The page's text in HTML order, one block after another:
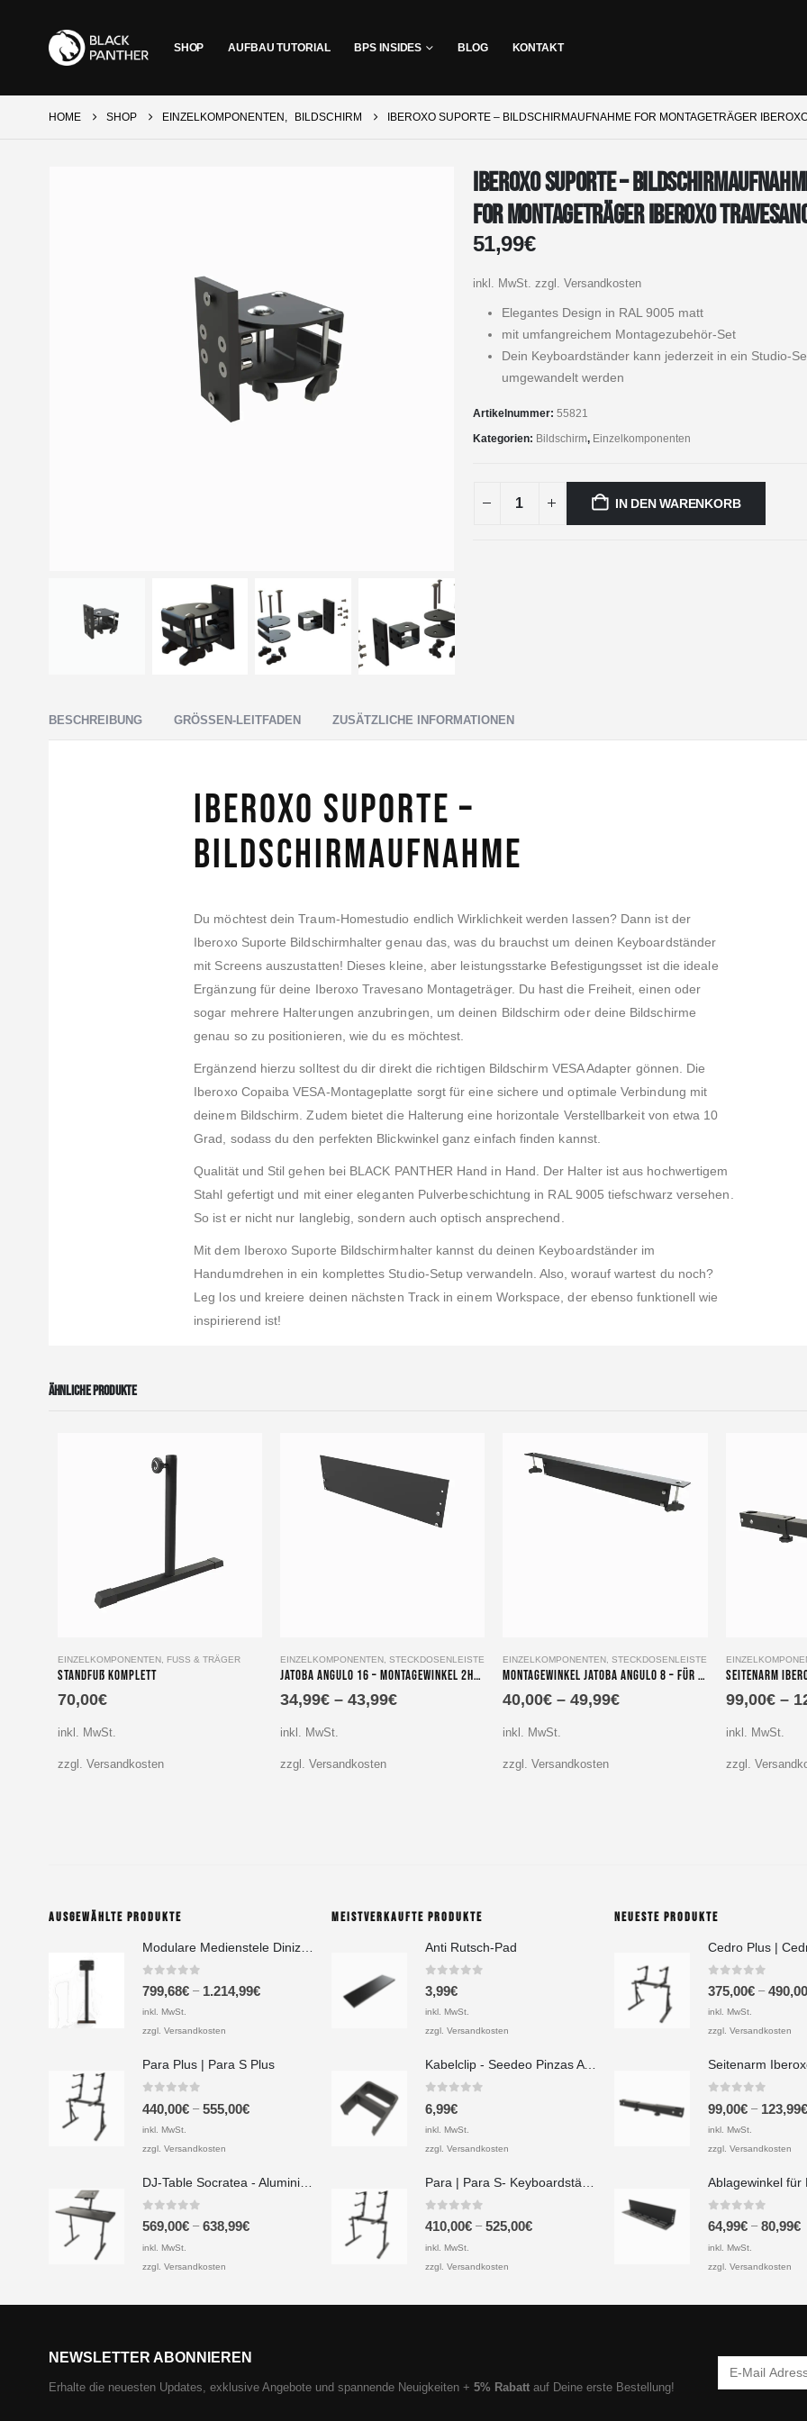
SHOP AUFBAU TUTORIAL BPS INSIDES BLOG KONTAKT
HOME SHOP EINZELKOMPONENTEN , BILDSCHIRM IBEROXO SUPORTE – BILDSCHIRMAUFNAHME FOR MONTAGETRÄGER
Iberoxo Suporte –
for Montageträger Iberoxo
51,99€
inkl. MwSt. zzgl. Versandkosten
Elegantes Design in RAL 9005 matt
mit umfangreichem Montagezubehör-Set
Dein Keyboardständer kann jederzeit in ein Studio-
umgewandelt werden
Artikelnummer: 55821
Kategorien: Bildschirm, Einzelkomponenten
IN DEN WARENKORB
BESCHREIBUNG GRÖSSEN-LEITFADEN ZUSÄTZLICHE INFORMATIONEN
Iberoxo Suporte –
Bildschirmaufnahme
Du möchtest dein Traum-Homestudio endlich Wirklichkeit werden lassen? Dann ist der
Iberoxo Suporte Bildschirmhalter genau das, was du brauchst um deinen Keyboardständer
mit Screens auszustatten! Dieses kleine, aber leistungsstarke Befestigungsset ist die ideale
Ergänzung für deine Iberoxo Travesano Montageträger. Du hast die Freiheit, einen oder
sogar mehrere Halterungen anzubringen, um deinen Bildschirm oder deine Bildschirme
genau so zu positionieren, wie du es möchtest.
Ergänzend hierzu solltest du dir direkt die richtigen Bildschirm VESA Adapter gönnen. Die
Iberoxo Copaiba VESA-Montageplatte sorgt für eine sichere und optimale Verbindung mit
deinem Bildschirm. Zudem bietet die Halterung eine horizontale Verstellbarkeit von etwa 10
Grad, sodass du den perfekten Blickwinkel ganz einfach finden kannst.
Qualität und Stil gehen bei BLACK PANTHER Hand in Hand. Der Halter ist aus hochwertigem
Stahl gefertigt und mit einer eleganten Pulverbeschichtung in RAL 9005 tiefschwarz versehen.
So ist er nicht nur langlebig, sondern auch optisch ansprechend.
Mit dem Iberoxo Suporte Bildschirmhalter kannst du deinen Keyboardständer im
Handumdrehen in ein komplettes Studio-Setup verwandeln. Also, worauf wartest du noch?
Leg los und kreiere deinen nächsten Track in einem Workspace, der ebenso funktionell wie
inspirierend ist!
ÄHNLICHE PRODUKTE
EINZELKOMPONENTEN, FUSS & TRÄGER
Standfuß komplett
70,00€
inkl. MwSt.
zzgl. Versandkosten
EINZELKOMPONENTEN,STECKDOSENLEISTE
Jatoba angulo 16 – Montagewinkel 2HE Extension 19Zoll SD 490x125x3 mm
34,99€ –43,99€
inkl. MwSt.
zzgl. Versandkosten
EINZELKOMPONENTEN,STECKDOSENLEISTE
Montagewinkel Jatoba angulo 8 – für 19″ Steckdosenleiste 8fach
40,00€ –49,99€
inkl. MwSt.
zzgl. Versandkosten
99,00€–
inkl. MwSt.
zzgl.
AUSGEWÄHLTE PRODUKTE
Modulare Medienstele Dinizia - Basic | Additional Setup
0out of 5
799,68€– 1.214,99€
inkl. MwSt.
zzgl. Versandkosten
Para Plus | Para S Plus
440,00€– 555,00€
inkl. MwSt.
zzgl. Versandkosten
DJ-Table Socratea - Aluminium & Siebdruckplatte
0out of 5
569,00€– 638,99€
inkl. MwSt.
zzgl. Versandkosten
MEISTVERKAUFTE PRODUKTE
Anti Rutsch-Pad
0 out of 5
3,99€
inkl. MwSt.
zzgl. Versandkosten
Kabelclip - Seedeo Pinzas A 20x40x20 mm
6,99€
inkl. MwSt.
zzgl. Versandkosten
Para | Para S- Keyboardständer Set mit 3 Ebenen
0 out of 5
410,00€– 525,00€
inkl. MwSt.
zzgl. Versandkosten
NEUESTE PRODUKTE
Cedro Plus |
0out of 5
375,00€ – 490,00
inkl. MwSt.
zzgl. Versandkosten
99,00€ – 123,99€
inkl. MwSt.
zzgl. Versandkosten
0 out of 5
64,99€ – 80,99€
inkl. MwSt.
zzgl. Versandkosten
NEWSLETTER ABONNIEREN
Erhalte die neuesten Updates, exklusive Angebote und spannende Neuigkeiten + 5% Rabattauf Deine erste Bestellung!